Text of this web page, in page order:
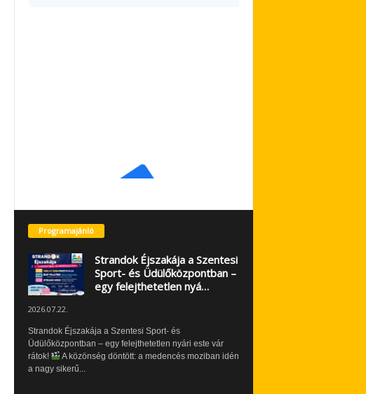
Programajánló
Strandok Éjszakája a Szentesi
Sport- és Üdülőközpontban –
egy felejthetetlen nyá…
2026.07.22.
Strandok Éjszakája a Szentesi Sport- és
Üdülőközpontban – egy felejthetetlen nyári este vár
rátok!
A közönség döntött: a medencés moziban idén
a nagy sikerű...